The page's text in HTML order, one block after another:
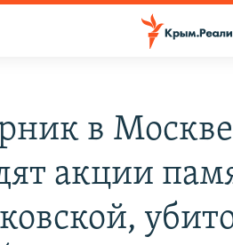
в
акции